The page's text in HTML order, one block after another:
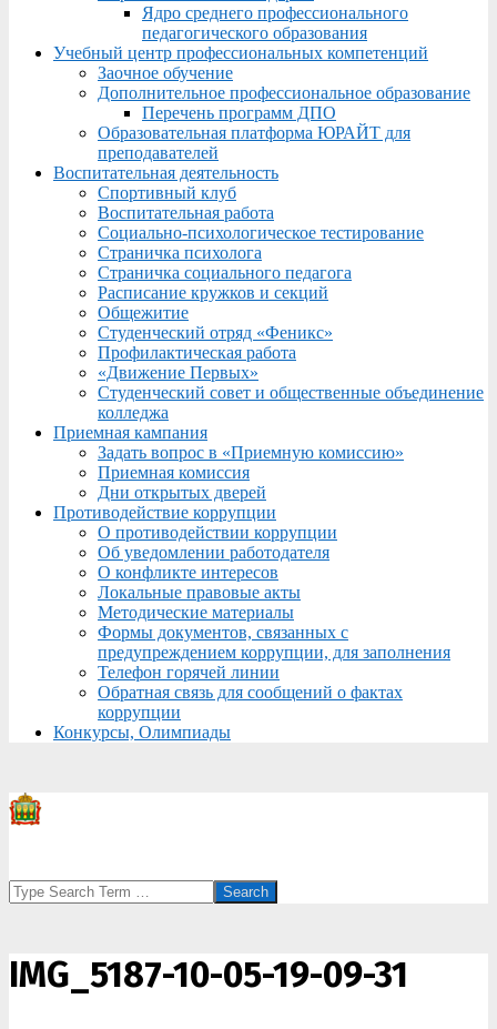
Ядро среднего профессионального
педагогического образования
Учебный центр профессиональных компетенций
Заочное обучение
Дополнительное профессиональное образование
Перечень программ ДПО
Образовательная платформа ЮРАЙТ для
преподавателей
Воспитательная деятельность
Спортивный клуб
Воспитательная работа
Социально-психологическое тестирование
Страничка психолога
Страничка социального педагога
Расписание кружков и секций
Общежитие
Студенческий отряд «Феникс»
Профилактическая работа
«Движение Первых»
Студенческий совет и общественные объединение
колледжа
Приемная кампания
Задать вопрос в «Приемную комиссию»
Приемная комиссия
Дни открытых дверей
Противодействие коррупции
О противодействии коррупции
Об уведомлении работодателя
О конфликте интересов
Локальные правовые акты
Методические материалы
Формы документов, связанных с
предупреждением коррупции, для заполнения
Телефон горячей линии
Обратная связь для сообщений о фактах
коррупции
Конкурсы, Олимпиады
Search
IMG_5187-10-05-19-09-31